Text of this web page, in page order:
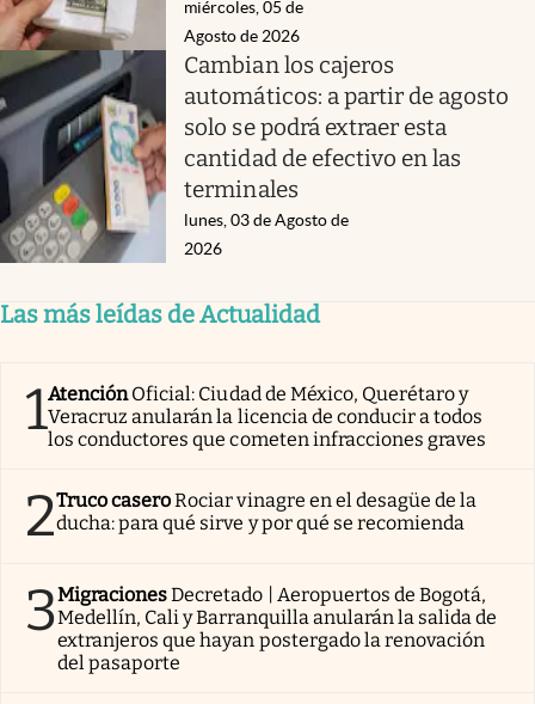
miércoles, 05 de
Agosto de 2026
Cambian los cajeros
automáticos: a partir de agosto
solo se podrá extraer esta
cantidad de efectivo en las
terminales
lunes, 03 de Agosto de
2026
Las más leídas de Actualidad
1AtenciónOficial: Ciudad de México, Querétaro y
Veracruz anularán la licencia de conducir a todos
los conductores que cometen infracciones graves
2Truco caseroRociar vinagre en el desagüe de la
ducha: para qué sirve y por qué se recomienda
3MigracionesDecretado | Aeropuertos de Bogotá,
Medellín, Cali y Barranquilla anularán la salida de
extranjeros que hayan postergado la renovación
del pasaporte